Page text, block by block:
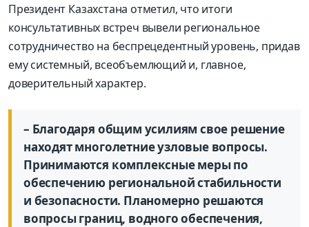
Президент Казахстана отметил, что итоги
консультативных встреч вывели региональное
сотрудничество на беспрецедентный уровень, придав
ему системный, всеобъемлющий и, главное,
доверительный характер.
– Благодаря общим усилиям свое решение
находят многолетние узловые вопросы.
Принимаются комплексные меры по
обеспечению региональной стабильности
и безопасности. Планомерно решаются
вопросы границ, водного обеспечения,